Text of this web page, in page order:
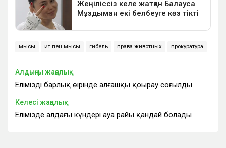
мысық ит пен мысық гибель права животных прокуратура
Алдыңғы жаңалық
Еліміздің барлық өңірінде алғашқы қоңырау соғылды
Келесі жаңалық
Елімізде алдағы күндері ауа райы қандай болады